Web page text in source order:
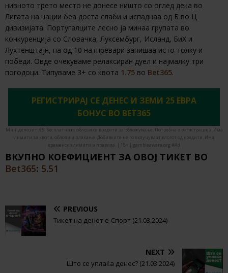
нивното трето место не донесе ништо со оглед дека во
Лигата на нации беа доста слаби и испаднаа од Б во Ц
дивизијата. Португалците лесно ја минаа групата во
конкуренција со Словачка, Луксембург, Исланд, БиХ и
Лухтенштајн, па од 10 натпревари запишаа исто толку и
победи. Овде очекуваме релаксиран дуел и најмалку три
погодоци. Типуваме 3+ со квота 1.75 во Bet365.
РЕГИСТРИРАЈ СЕ ДЕНЕС И ЗЕМИ 25 ЕВРА
БОНУС ВО BET365
Мин. депозит: €5. Бесплатните облози се кредити за обложување. Потребна е регистрација. Има
лимити за квоти, облози и плаќање. Добивките не го вклучуваат влогот од кредити. Има
временски лимити и правила. | 18+ | gambleaware.org #Ad
ВКУПНО КОЕФИЦИЕНТ ЗА ОВОЈ ТИКЕТ ВО
Bet365: 5.51
PREVIOUS
Тикет на денот е-Спорт (21.03.2024)
NEXT
Што се уплаќа денес? (21.03.2024)